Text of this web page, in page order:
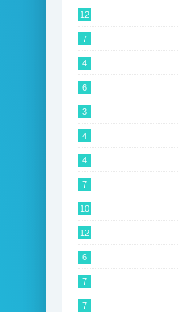
12
7
4
6
3
4
4
7
10
12
6
7
7